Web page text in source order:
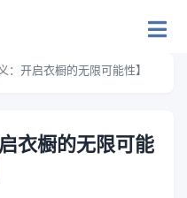
：开启衣橱的无限可能性】
衣橱的无限可能